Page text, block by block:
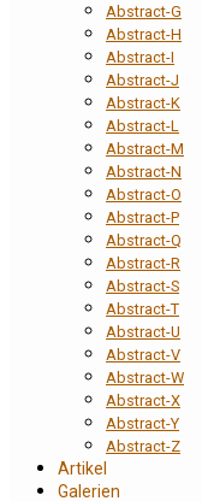
Abstract-G
Abstract-H
Abstract-I
Abstract-J
Abstract-K
Abstract-L
Abstract-M
Abstract-N
Abstract-O
Abstract-P
Abstract-Q
Abstract-R
Abstract-S
Abstract-T
Abstract-U
Abstract-V
Abstract-W
Abstract-X
Abstract-Y
Abstract-Z
Artikel
Galerien